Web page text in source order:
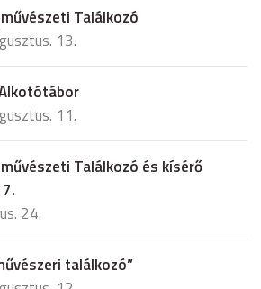
Találkozó
13.
11.
Találkozó és kísérő
24.
találkozó”